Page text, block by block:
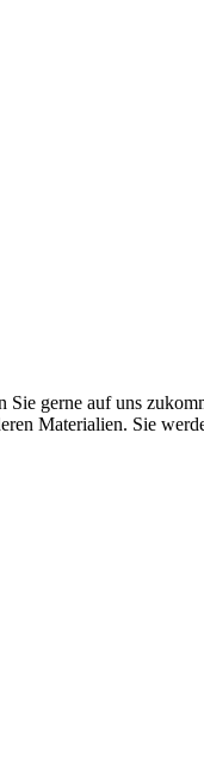
gerne auf uns
Materialien. Sie